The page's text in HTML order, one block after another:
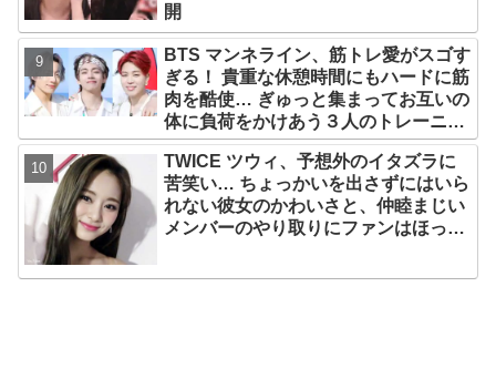
開
BTS マンネライン、筋トレ愛がスゴす
ぎる！ 貴重な休憩時間にもハードに筋
肉を酷使… ぎゅっと集まってお互いの
体に負荷をかけあう３人のトレーニン
グ風景がかわいすぎるとファンくぎづ
け
TWICE ツウィ、予想外のイタズラに
苦笑い… ちょっかいを出さずにはいら
れない彼女のかわいさと、仲睦まじい
メンバーのやり取りにファンはほっこ